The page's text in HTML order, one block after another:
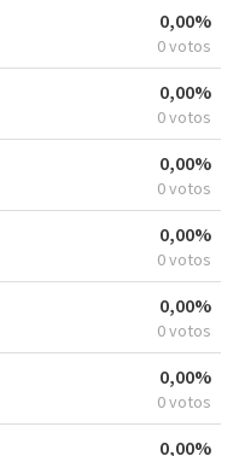
0,00%
0 votos
0,00%
0 votos
0,00%
0 votos
0,00%
0 votos
0,00%
0 votos
0,00%
0 votos
0,00%